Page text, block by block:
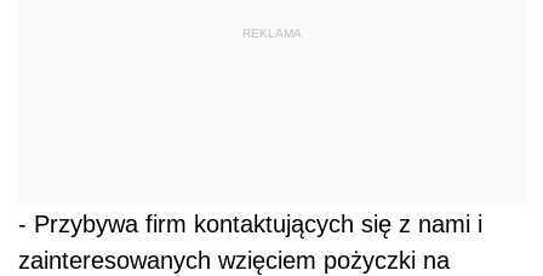
REKLAMA
- Przybywa firm kontaktujących się z nami i
zainteresowanych wzięciem pożyczki na